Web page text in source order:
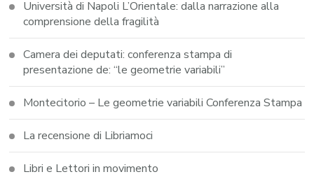
Università di Napoli L’Orientale: dalla narrazione alla
comprensione della fragilità
Camera dei deputati: conferenza stampa di
presentazione de: “le geometrie variabili”
Montecitorio – Le geometrie variabili Conferenza Stampa
La recensione di Libriamoci
Libri e Lettori in movimento